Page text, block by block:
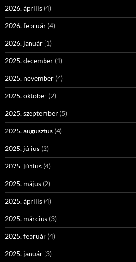
2026. április (4)
2026. február (4)
2026. január (1)
2025. december (1)
2025. november (4)
2025. október (2)
2025. szeptember (5)
2025. augusztus (4)
2025. július (2)
2025. június (4)
2025. május (2)
2025. április (4)
2025. március (3)
2025. február (4)
2025. január (3)